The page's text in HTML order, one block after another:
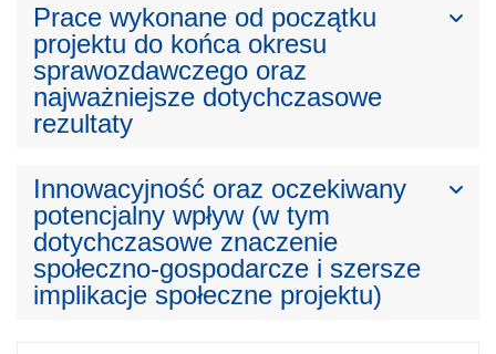
Prace wykonane od początku
projektu do końca okresu
sprawozdawczego oraz
najważniejsze dotychczasowe
rezultaty
Innowacyjność oraz oczekiwany
potencjalny wpływ (w tym
dotychczasowe znaczenie
społeczno-gospodarcze i szersze
implikacje społeczne projektu)